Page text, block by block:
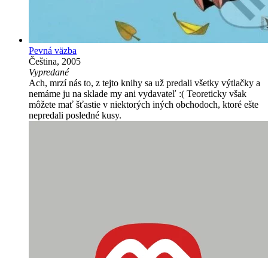
Pevná väzba
Čeština, 2005
Vypredané
Ach, mrzí nás to, z tejto knihy sa už predali všetky výtlačky a
nemáme ju na sklade my ani vydavateľ :( Teoreticky však
môžete mať šťastie v niektorých iných obchodoch, ktoré ešte
nepredali posledné kusy.